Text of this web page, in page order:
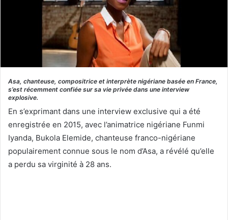
Asa, chanteuse, compositrice et interprète nigériane basée en France,
s’est récemment confiée sur sa vie privée dans une interview
explosive.
En s’exprimant dans une interview exclusive qui a été
enregistrée en 2015, avec l’animatrice nigériane Funmi
Iyanda, Bukola Elemide, chanteuse franco-nigériane
populairement connue sous le nom d’Asa, a révélé qu’elle
a perdu sa virginité à 28 ans.